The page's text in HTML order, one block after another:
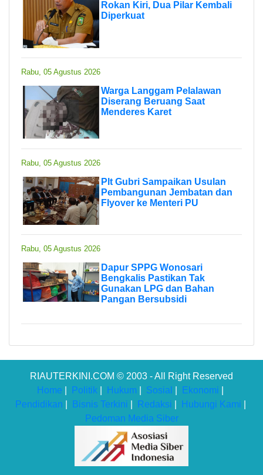
Rokan Kiri, Dua Pilar Kembali
Diperkuat
Rabu, 05 Agustus 2026
Warga Langgam Pelalawan
Diserang Beruang Saat
Menderes Karet
Rabu, 05 Agustus 2026
Plt Gubri Sampaikan Usulan
Pembangunan Jembatan dan
Flyover ke Menteri PU
Rabu, 05 Agustus 2026
Dapur SPPG Wonosari
Bengkalis Pastikan Tak
Gunakan LPG dan Bahan
Pangan Bersubsidi
RIAUTERKINI.COM © 2003 - All Right Reserved
Home
Politik Hukum Sosial Ekonomi
Pendidikan
Bisnis Terkini Redaksi Hubungi Kami
Pedoman Media Siber